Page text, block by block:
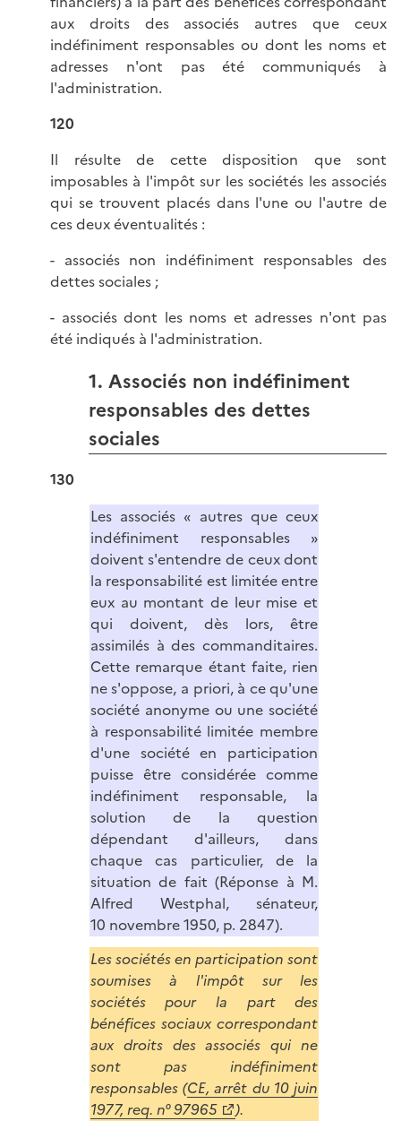
aux droits des associés autres que ceux
indéfiniment responsables ou dont les noms et
adresses n'ont pas été communiqués à
l'administration.
120
Il résulte de cette disposition que sont
imposables à l'impôt sur les sociétés les associés
qui se trouvent placés dans l'une ou l'autre de
ces deux éventualités :
- associés non indéfiniment responsables des
dettes sociales ;
- associés dont les noms et adresses n'ont pas
été indiqués à l'administration.
1. Associés non indéfiniment
responsables des dettes
sociales
130
Les associés « autres que ceux
indéfiniment responsables »
doivent s'entendre de ceux dont
la responsabilité est limitée entre
eux au montant de leur mise et
qui doivent, dès lors, être
assimilés à des commanditaires.
Cette remarque étant faite, rien
ne s'oppose, a priori, à ce qu'une
société anonyme ou une société
à responsabilité limitée membre
d'une société en participation
puisse être considérée comme
indéfiniment responsable, la
solution de la question
dépendant d'ailleurs, dans
chaque cas particulier, de la
situation de fait (Réponse à M.
Alfred Westphal, sénateur,
10 novembre 1950, p. 2847).
Les sociétés en participation sont
soumises à l'impôt sur les
sociétés pour la part des
bénéfices sociaux correspondant
aux droits des associés qui ne
sont pas indéfiniment
responsables (CE, arrêt du 10 juin
1977, req. n° 97965
).